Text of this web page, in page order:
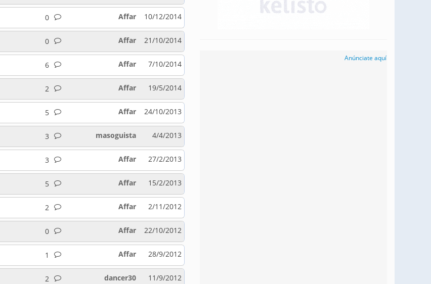
0 10/12/2014
Affar
0 21/10/2014
Affar
6 7/10/2014
Affar
2 19/5/2014
Affar
5 24/10/2013
Affar
3 4/4/2013
masoguista
3 27/2/2013
Affar
5 15/2/2013
Affar
2 2/11/2012
Affar
0 22/10/2012
Affar
1 28/9/2012
Affar
2 11/9/2012
dancer30
Anúnciate aquí